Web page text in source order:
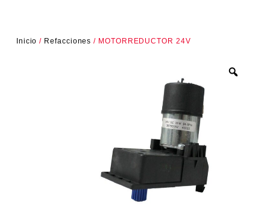
Inicio / Refacciones / MOTORREDUCTOR 24V